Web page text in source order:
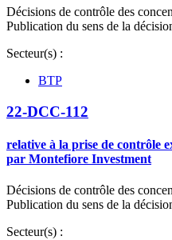
Décisions de contrôle des
Publication du sens de la
Secteur(s) :
BTP
22-DCC-112
relative à la prise de contrôle
par Montefiore Investment
Décisions de contrôle des
Publication du sens de la
Secteur(s) :